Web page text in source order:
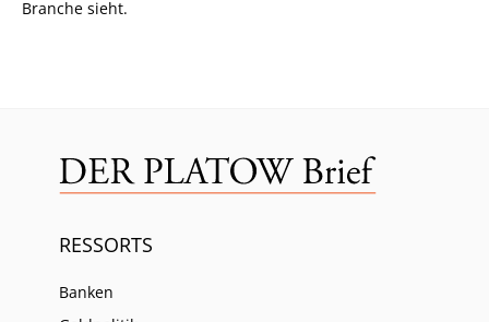
Branche sieht.
RESSORTS
Banken